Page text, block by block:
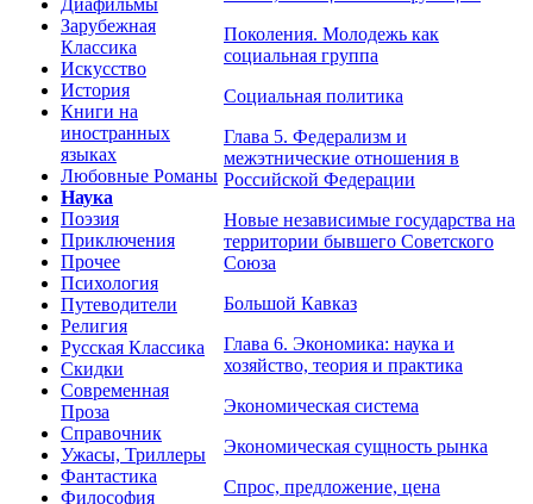
Диафильмы
Зарубежная
Классика
Искусство
История
Книги на
иностранных
языках
Любовные Романы
Наука
Поэзия
Приключения
Прочее
Психология
Путеводители
Религия
Русская Классика
Скидки
Современная
Проза
Справочник
Ужасы, Триллеры
Фантастика
Философия
Поколения. Молодежь как
социальная группа
Социальная политика
Глава 5. Федерализм и
межэтнические отношения в
Российской Федерации
Новые независимые государства на
территории бывшего Советского
Союза
Большой Кавказ
Глава 6. Экономика: наука и
хозяйство, теория и практика
Экономическая система
Экономическая сущность рынка
Спрос, предложение, цена